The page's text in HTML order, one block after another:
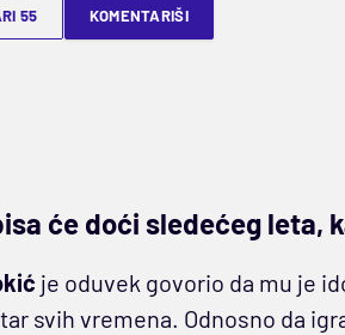
55 KOMENTARIŠI
će doći sledećeg leta,
je oduvek govorio da mu je
svih vremena. Odnosno da